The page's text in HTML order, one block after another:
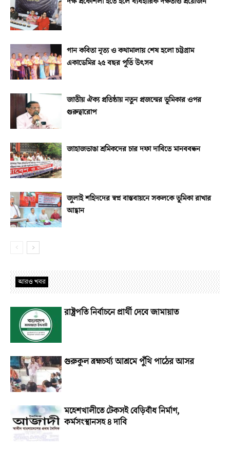
গান কবিতা নৃত্য ও কথামালায় শেষ হলো চট্টগ্রাম
একাডেমির ২৫ বছর পূর্তি উৎসব
জাতীয় ঐক্য প্রতিষ্ঠায় নতুন প্রজন্মের ভূমিকার ওপর
গুরুত্বারোপ
জাহাজভাঙা শ্রমিকদের চার দফা দাবিতে মানববন্ধন
জুলাই শহিদদের স্বপ্ন বাস্তবায়নে সকলকে ভূমিকা রাখার
আহ্বান
আরও খবর
রাষ্ট্রপতি নির্বাচনে প্রার্থী দেবে জামায়াত
গুরুকুল ব্রহ্মচর্য্য আশ্রমে পুঁথি পাঠের আসর
মহেশখালীতে টেকসই বেড়িবাঁধ নির্মাণ,
কর্মসংস্থানসহ ৪ দাবি